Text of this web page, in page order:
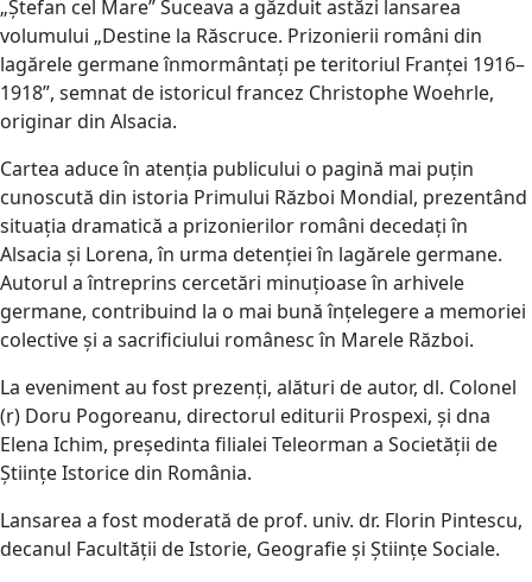
„Ștefan cel Mare” Suceava a găzduit astăzi lansarea
volumului „Destine la Răscruce. Prizonierii români din
lagărele germane înmormântați pe teritoriul Franței 1916–
1918”, semnat de istoricul francez Christophe Woehrle,
originar din Alsacia.
Cartea aduce în atenția publicului o pagină mai puțin
cunoscută din istoria Primului Război Mondial, prezentând
situația dramatică a prizonierilor români decedați în
Alsacia și Lorena, în urma detenției în lagărele germane.
Autorul a întreprins cercetări minuțioase în arhivele
germane, contribuind la o mai bună înțelegere a memoriei
colective și a sacrificiului românesc în Marele Război.
La eveniment au fost prezenți, alături de autor, dl. Colonel
(r) Doru Pogoreanu, directorul editurii Prospexi, și dna
Elena Ichim, președinta filialei Teleorman a Societății de
Științe Istorice din România.
Lansarea a fost moderată de prof. univ. dr. Florin Pintescu,
decanul Facultății de Istorie, Geografie și Științe Sociale.